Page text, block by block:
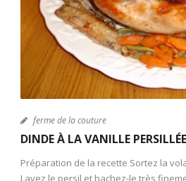
ferme de la couture
DINDE À LA VANILLE PERSILLÉE
Préparation de la recette Sortez la
Lavez le persil et hachez-le très